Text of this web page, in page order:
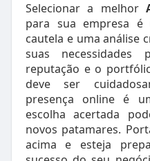
Selecionar a melhor
para sua empresa é
cautela e uma análise
suas necessidades
reputação e o
deve ser
presença online é
escolha acertada
novos patamares.
acima e esteja